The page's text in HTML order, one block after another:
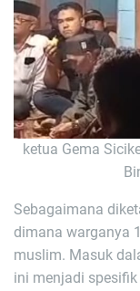
ketua Gema
Sebagaimana
dimana warganya
muslim. Masuk
ini menjadi